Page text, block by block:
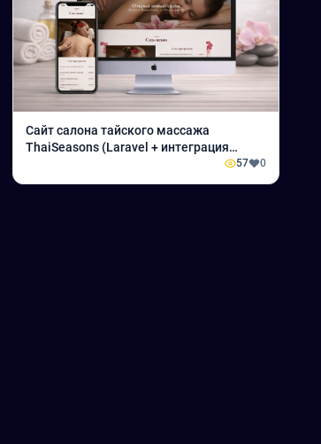
Сайт салона тайского массажа
ThaiSeasons (Laravel + интеграция
57 0